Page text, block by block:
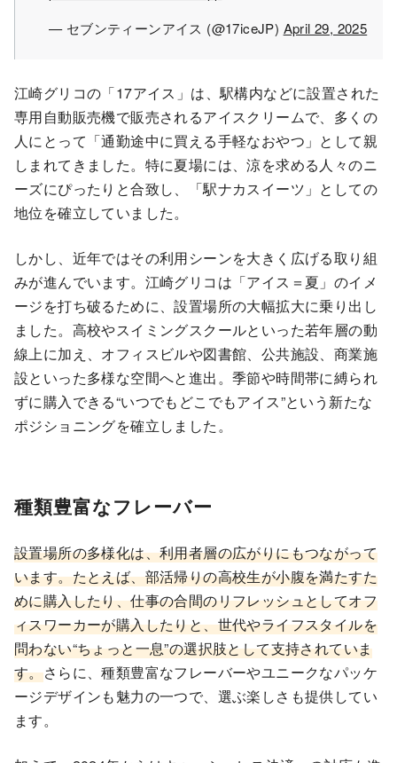
— セブンティーンアイス (@17iceJP) April 29, 2025
江崎グリコの「17アイス」は、駅構内などに設置された
専用自動販売機で販売されるアイスクリームで、多くの
人にとって「通勤途中に買える手軽なおやつ」として親
しまれてきました。特に夏場には、涼を求める人々のニ
ーズにぴったりと合致し、「駅ナカスイーツ」としての
地位を確立していました。
しかし、近年ではその利用シーンを大きく広げる取り組
みが進んでいます。江崎グリコは「アイス＝夏」のイメ
ージを打ち破るために、設置場所の大幅拡大に乗り出し
ました。高校やスイミングスクールといった若年層の動
線上に加え、オフィスビルや図書館、公共施設、商業施
設といった多様な空間へと進出。季節や時間帯に縛られ
ずに購入できる“いつでもどこでもアイス”という新たな
ポジショニングを確立しました。
種類豊富なフレーバー
設置場所の多様化は、利用者層の広がりにもつながって
います。たとえば、部活帰りの高校生が小腹を満たすた
めに購入したり、仕事の合間のリフレッシュとしてオフ
ィスワーカーが購入したりと、世代やライフスタイルを
問わない“ちょっと一息”の選択肢として支持されていま
す。さらに、種類豊富なフレーバーやユニークなパッケ
ージデザインも魅力の一つで、選ぶ楽しさも提供してい
ます。